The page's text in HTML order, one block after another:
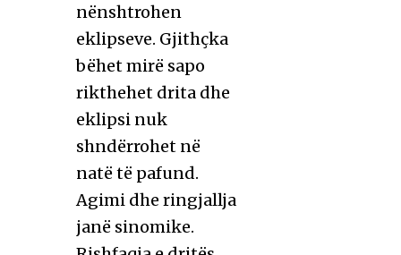
nënshtrohen
eklipseve. Gjithçka
bëhet mirë sapo
rikthehet drita dhe
eklipsi nuk
shndërrohet në
natë të pafund.
Agimi dhe ringjallja
janë sinomike.